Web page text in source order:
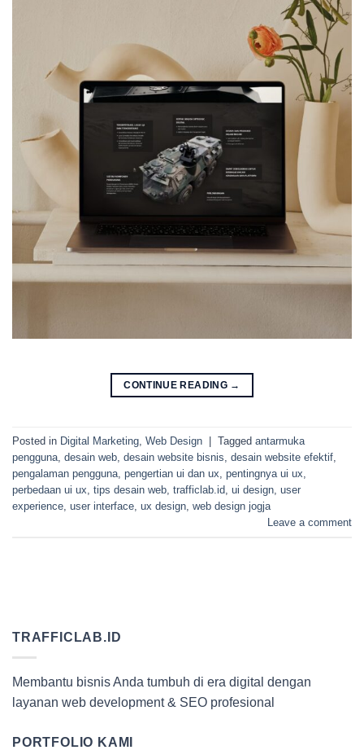
CONTINUE READING →
Posted in Digital Marketing Web Design | Tagged antarmuka
pengguna desain web desain website bisnis desain website efektif
pengalaman pengguna pengertian ui dan ux pentingnya ui ux
perbedaan ui ux tips desain web trafficlab.id ui design user
experience user interface ux design web design jogja
Leave a comment
TRAFFICLAB.ID
Membantu bisnis Anda tumbuh di era digital dengan
layanan web development & SEO profesional
PORTFOLIO KAMI